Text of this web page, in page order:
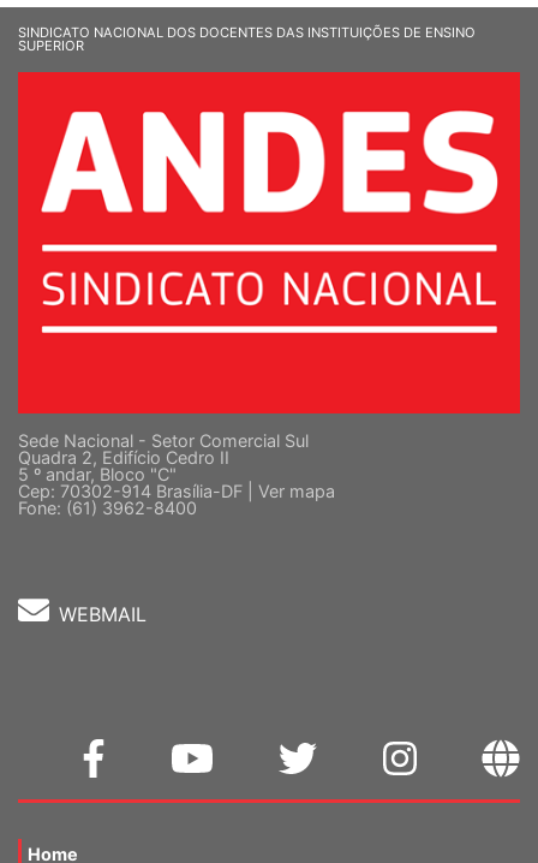
SINDICATO NACIONAL DOS DOCENTES DAS INSTITUIÇÕES DE ENSINO
SUPERIOR
Sede Nacional - Setor Comercial Sul
Quadra 2, Edifício Cedro II
5 º andar, Bloco "C"
Cep: 70302-914 Brasília-DF | Ver mapa
Fone: (61) 3962-8400
WEBMAIL
Home